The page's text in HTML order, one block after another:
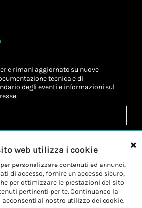
e rimani aggiornato su nuove
tecnica e di
degli eventi e informazioni sul
autorizzo altrattamento dei miei dati
autorizzo al trattamento dei miei dati
marketing*
web utilizza i cookie
personalizzare contenuti ed annunci,
di accesso, fornire un accesso sicuro,
per ottimizzare le prestazioni del sito
pertinenti per te. Continuando la
acconsenti al nostro utilizzo dei cookie.